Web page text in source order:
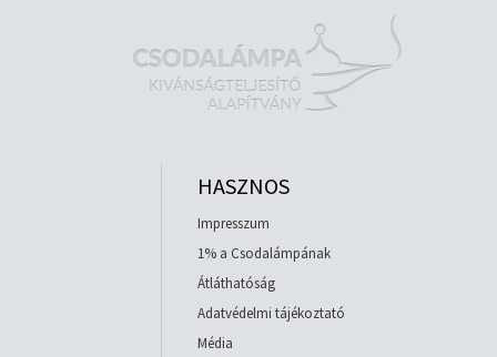
HASZNOS
Impresszum
1% a Csodalámpának
Átláthatóság
Adatvédelmi tájékoztató
Média